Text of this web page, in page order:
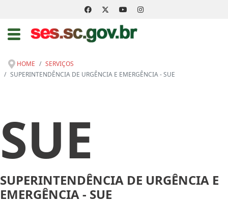
HOME
SERVIÇOS
SUPERINTENDÊNCIA DE URGÊNCIA E EMERGÊNCIA - SUE
SUE
SUPERINTENDÊNCIA DE URGÊNCIA E
EMERGÊNCIA - SUE